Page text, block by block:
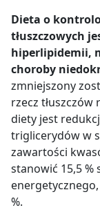
Dieta o
tłuszczowych
hiperlipidemii,
choroby
zmniejszony
rzecz tłuszczów
diety jest
triglicerydów w
zawartości
stanowić 15,5
%.